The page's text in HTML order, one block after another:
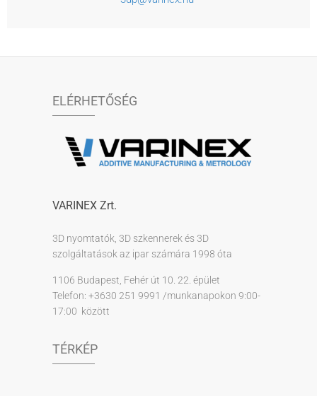
ELÉRHETŐSÉG
VARINEX Zrt.
3D nyomtatók, 3D szkennerek és 3D
szolgáltatások az ipar számára 1998 óta
1106 Budapest, Fehér út 10. 22. épület
Telefon: +3630 251 9991 /munkanapokon 9:00-
17:00 között
TÉRKÉP